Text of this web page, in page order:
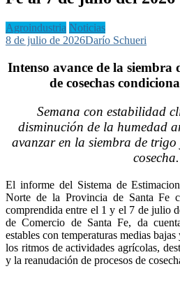
Agroindustria Noticias
8 de julio de 2026Darío Schueri
Intenso avance de la
de cosechas
Semana con estabilidad
disminución de la humedad
avanzar en la siembra de trigo
cosecha.
El informe del Sistema de
Norte de la Provincia de Santa Fe
comprendida entre el 1 y el 7 de julio
de Comercio de Santa Fe, da
estables con temperaturas medias
los ritmos de actividades agrícolas,
y la reanudación de procesos de